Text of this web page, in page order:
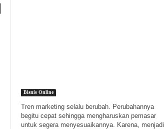
Bisnis Online
Tren marketing selalu berubah. Perubahannya
begitu cepat sehingga mengharuskan pemasar
untuk segera menyesuaikannya. Karena, menjadi